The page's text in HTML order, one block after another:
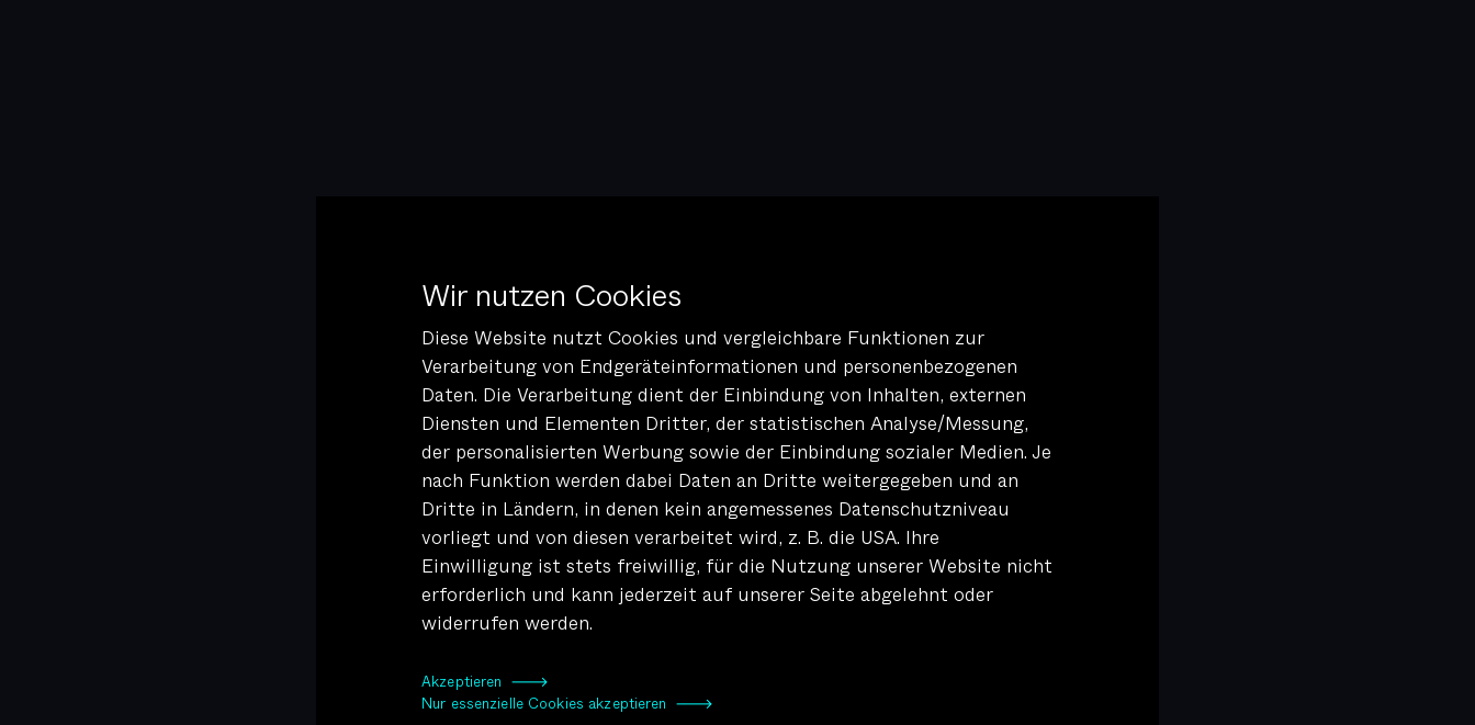
Wir nutzen Cookies
Diese Website nutzt Cookies und vergleichbare Funktionen zur
Verarbeitung von Endgeräteinformationen und personenbezogenen
Daten. Die Verarbeitung dient der Einbindung von Inhalten, externen
Diensten und Elementen Dritter, der statistischen Analyse/Messung,
der personalisierten Werbung sowie der Einbindung sozialer Medien. Je
nach Funktion werden dabei Daten an Dritte weitergegeben und an
Dritte in Ländern, in denen kein angemessenes Datenschutzniveau
vorliegt und von diesen verarbeitet wird, z. B. die USA. Ihre
Einwilligung ist stets freiwillig, für die Nutzung unserer Website nicht
erforderlich und kann jederzeit auf unserer Seite abgelehnt oder
widerrufen werden.
Akzeptieren 🡒
Nur essenzielle Cookies akzeptieren 🡒
Video abspielen